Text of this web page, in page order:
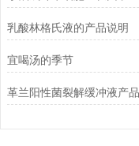
乳酸林格氏液的产品说明
宜喝汤的季节
革兰阳性菌裂解缓冲液产